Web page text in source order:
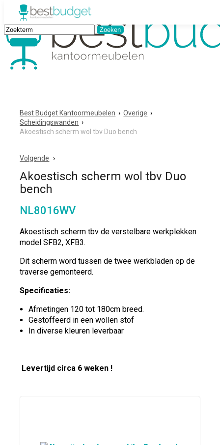
Best Budget Kantoormeubelen › Overige ›
Scheidingswanden ›
Akoestisch scherm wol tbv Duo bench
Volgende
Akoestisch scherm wol tbv Duo
bench
NL8016WV
Akoestisch scherm tbv de verstelbare werkplekken
model SFB2, XFB3.
Dit scherm word tussen de twee werkbladen op de
traverse gemonteerd.
Specificaties:
Afmetingen 120 tot 180cm breed.
Gestoffeerd in een wollen stof
In diverse kleuren leverbaar
Levertijd circa 6 weken !